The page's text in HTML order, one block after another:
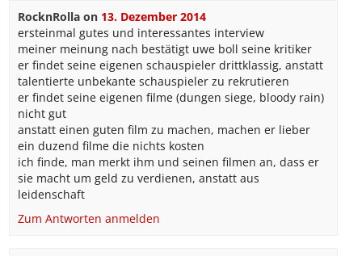
RocknRollaon 13. Dezember 2014
ersteinmal gutes und interessantes interview
meiner meinung nach bestätigt uwe boll seine kritiker
er findet seine eigenen schauspieler drittklassig, anstatt
talentierte unbekante schauspieler zu rekrutieren
er findet seine eigenen filme (dungen siege, bloody rain)
nicht gut
anstatt einen guten film zu machen, machen er lieber
ein duzend filme die nichts kosten
ich finde, man merkt ihm und seinen filmen an, dass er
sie macht um geld zu verdienen, anstatt aus
leidenschaft
Zum Antworten anmelden